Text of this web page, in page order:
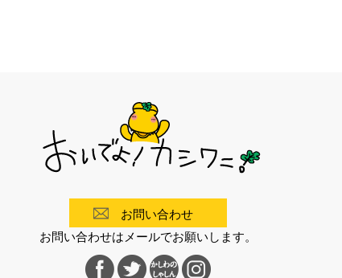
お問い合わせ
お問い合わせはメールでお願いします。